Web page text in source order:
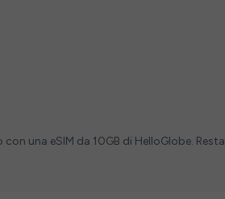
una eSIM da 10GB di HelloGlobe. Resta